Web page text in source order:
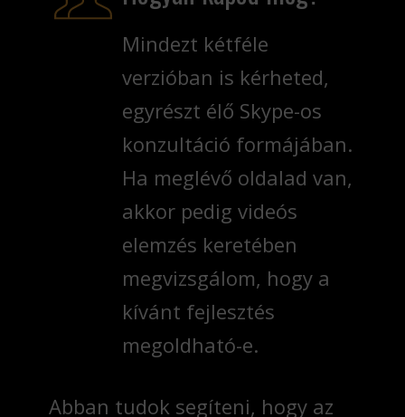
Mindezt kétféle
verzióban is kérheted,
egyrészt élő Skype-os
konzultáció formájában.
Ha meglévő oldalad van,
akkor pedig videós
elemzés keretében
megvizsgálom, hogy a
kívánt fejlesztés
megoldható-e.
Abban tudok segíteni, hogy az